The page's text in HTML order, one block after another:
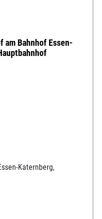
am Bahnhof Essen-
Katernberg,